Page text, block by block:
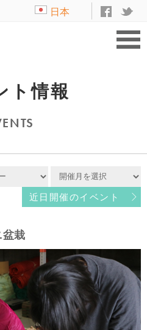
日本
ト情報
近日開催のイベント
盆栽